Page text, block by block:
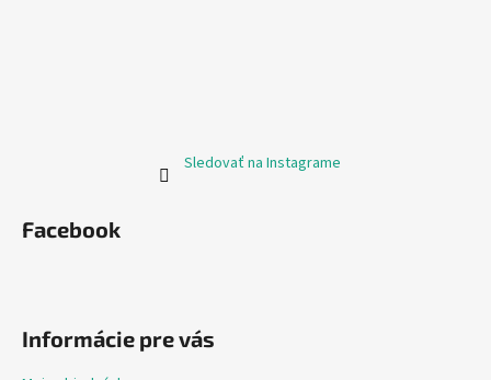
Sledovať na Instagrame
Facebook
Informácie pre vás